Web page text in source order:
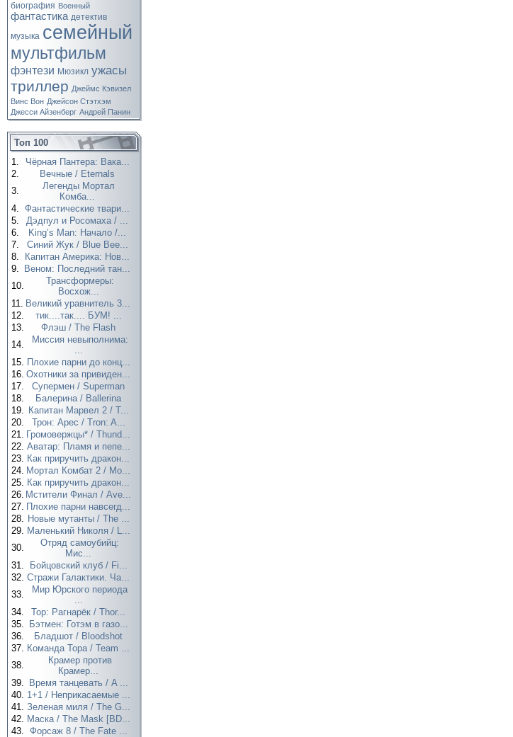
биография Военный
фантастика детектив
музыка семейный
мультфильм
фэнтези Мюзикл ужасы
триллер Джеймс Кэвизел
Винс Вон Джейсон Стэтхэм
Джесси Айзенберг Андрей Панин
Топ 100
1.
Чёрная Пантера: Вака...
2.
Вечные / Eternals
3.
Легенды Мортал
Комба...
4. Фантастические твари...
5.
Дэдпул и Росомаха / ...
6.
King’s Man: Начало /...
7.
Синий Жук / Blue Bee...
8.
Капитан Америка: Нов...
9.
Веном: Последний тан...
10.
Трансформеры:
Восхож...
11. Великий уравнитель 3...
12.
тик....так.... БУМ! ...
13.
Флэш / The Flash
14.
Миссия невыполнима:
...
15. Плохие парни до конц...
16. Охотники за привиден...
17.
Супермен / Superman
18.
Балерина / Ballerina
19. Капитан Марвел 2 / T...
20.
Трон: Арес / Tron: A...
21. Громовержцы* / Thund...
22. Аватар: Пламя и пепе...
23. Как приручить дракон...
24. Мортал Комбат 2 / Mo...
25. Как приручить дракон...
26. Мстители Финал / Ave...
27. Плохие парни навсегд...
28. Новые мутанты / The ...
29. Маленький Николя / L...
30.
Отряд самоубийц:
Мис...
31.
Бойцовский клуб / Fi...
32. Стражи Галактики. Ча...
33.
Мир Юрского периода
...
34.
Тор: Рагнарёк / Thor...
35.
Бэтмен: Готэм в газо...
36.
Бладшот / Bloodshot
37. Команда Тора / Team ...
38.
Крамер против
Крамер...
39.
Время танцевать / A ...
40. 1+1 / Неприкасаемые ...
41. Зеленая миля / The G...
42. Маска / The Mask [BD...
43. Форсаж 8 / The Fate ...